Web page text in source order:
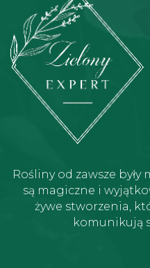
Rośliny od zawsze
są magiczne i
żywe stworzenia,
komunikują